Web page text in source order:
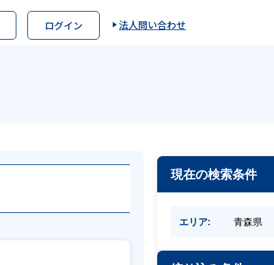
ログイン 法人問い合わせ
現在の検索条件
エリア: 青森県